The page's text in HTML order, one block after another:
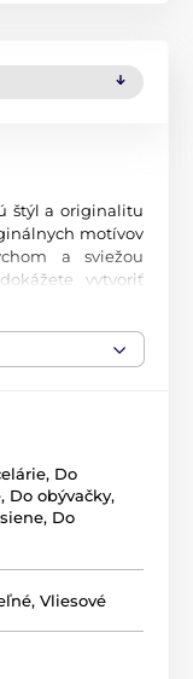
štýl a originalitu
motívov
a sviežou
vytvoriť
s jemným
odolnosťou a
pričom každá
, Do
, Do obývačky,
, Do
, Vliesové